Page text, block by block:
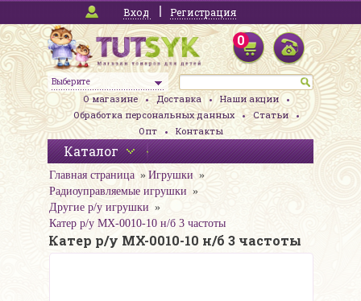
Вход Регистрация
Выберите
0
О магазине Доставка
Наши акции
Обработка персональных данных
Статьи
Опт
Контакты
Каталог
Главная страница
Игрушки
Радиоуправляемые игрушки
Другие р/у игрушки
Катер р/у MX-0010-10 н/б 3 частоты
Катер р/у MX-0010-10 н/б 3 частоты